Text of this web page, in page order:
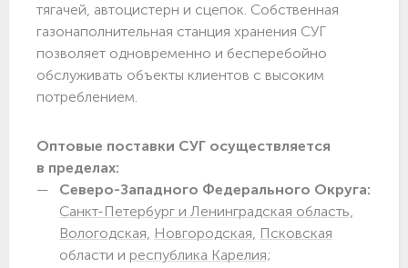
тягачей, автоцистерн и сцепок. Собственная
газонаполнительная станция хранения СУГ
позволяет одновременно и бесперебойно
обслуживать объекты клиентов с высоким
потреблением.
Оптовые поставки СУГ осуществляется
в пределах:
Северо-Западного Федерального Округа:
Санкт-Петербург и Ленинградская область,
Вологодская, Новгородская, Псковская
области и республика Карелия;